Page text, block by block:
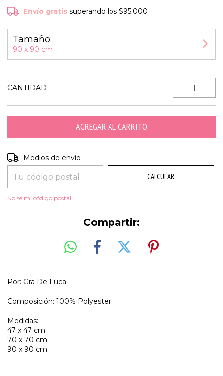
Envío gratis superando los$95.000
Tamaño:
90 x 90 cm
CANTIDAD
Entregas para el CP:
Medios de envío
CALCULAR
No sé mi código postal
Compartir:
Por: Gra De Luca
Composición: 100% Polyester
Medidas:
47 x 47 cm
70 x 70 cm
90 x 90 cm